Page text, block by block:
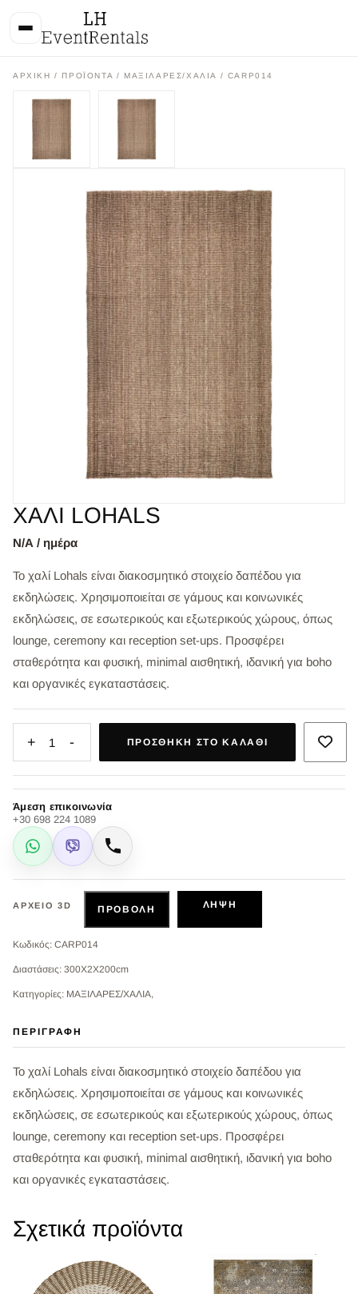
ΑΡΧΙΚΉ / ΠΡΟΪΌΝΤΑ / ΜΑΞΙΛΑΡΕΣ/ΧΑΛΙΑ / CARP014
ΧΑΛΙ LOHALS
Ν/Α / ημέρα
Το χαλί Lohals είναι διακοσμητικό στοιχείο δαπέδου για
εκδηλώσεις. Χρησιμοποιείται σε γάμους και κοινωνικές
εκδηλώσεις, σε εσωτερικούς και εξωτερικούς χώρους, όπως
lounge, ceremony και reception set-ups. Προσφέρει
σταθερότητα και φυσική, minimal αισθητική, ιδανική για boho
και οργανικές εγκαταστάσεις.
+ 1 - ΠΡΟΣΘΉΚΗ ΣΤΟ ΚΑΛΆΘΙ
Άμεση επικοινωνία
+30 698 224 1089
WhatsApp
Viber Κλήση
ΑΡΧΕΊΟ 3D ΠΡΟΒΟΛΉ ΛΉΨΗ
Κωδικός: CARP014
Διαστάσεις: 300X2X200cm
Κατηγορίες: ΜΑΞΙΛΑΡΕΣ/ΧΑΛΙΑ,
ΠΕΡΙΓΡΑΦΉ
Το χαλί Lohals είναι διακοσμητικό στοιχείο δαπέδου για
εκδηλώσεις. Χρησιμοποιείται σε γάμους και κοινωνικές
εκδηλώσεις, σε εσωτερικούς και εξωτερικούς χώρους, όπως
lounge, ceremony και reception set-ups. Προσφέρει
σταθερότητα και φυσική, minimal αισθητική, ιδανική για boho
και οργανικές εγκαταστάσεις.
Σχετικά προϊόντα